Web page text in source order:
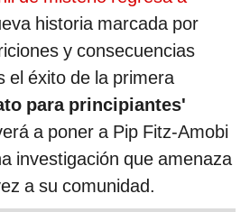
historia marcada por
y consecuencias
el éxito de la primera
para principiantes'
a poner a Pip Fitz-Amobi
investigación que amenaza
a su comunidad.